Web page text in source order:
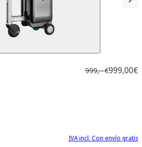
999,– €999,00€
IVA incl. Con envío gratis